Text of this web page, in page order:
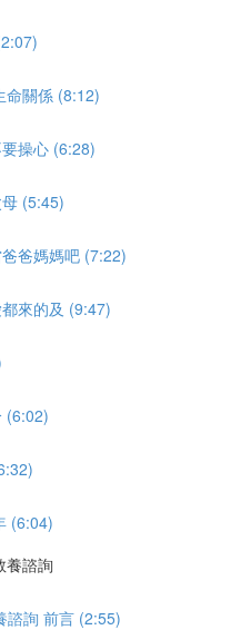
命關係 (8:12)
操心 (6:28)
(5:45)
爸媽媽吧 (7:22)
來的及 (9:47)
(6:02)
(6:04)
養諮詢
諮詢 前言 (2:55)